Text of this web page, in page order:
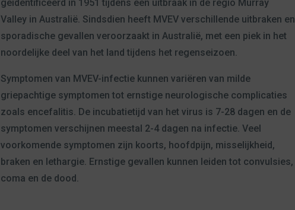
geïdentificeerd in 1951 tijdens een uitbraak in de regio Murray
Valley in Australië. Sindsdien heeft MVEV verschillende uitbraken en
sporadische gevallen veroorzaakt in Australië, met een piek in het
noordelijke deel van het land tijdens het regenseizoen.
Symptomen van MVEV-infectie kunnen variëren van milde
griepachtige symptomen tot ernstige neurologische complicaties
zoals encefalitis. De incubatietijd van het virus is 7-28 dagen en de
symptomen verschijnen meestal 2-4 dagen na infectie. Veel
voorkomende symptomen zijn koorts, hoofdpijn, misselijkheid,
braken en lethargie. Ernstige gevallen kunnen leiden tot convulsies,
coma en de dood.